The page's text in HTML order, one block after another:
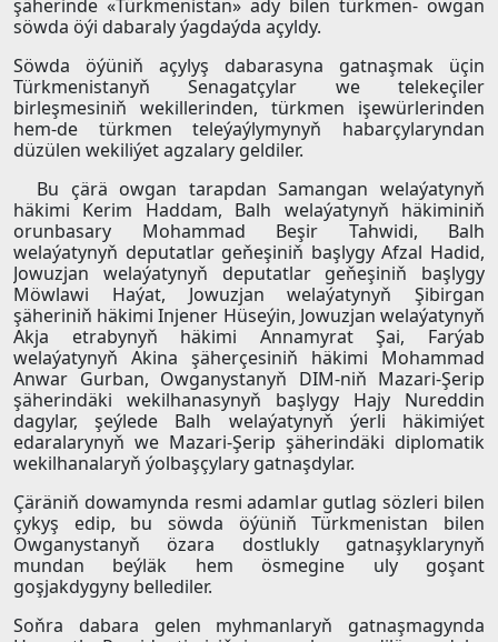
şäherinde «Türkmenistan» ady bilen türkmen- owgan
söwda öýi dabaraly ýagdaýda açyldy.
Söwda öýüniň açylyş dabarasyna gatnaşmak üçin
Türkmenistanyň Senagatçylar we telekeçiler
birleşmesiniň wekillerinden, türkmen işewürlerinden
hem-de türkmen teleýaýlymynyň habarçylaryndan
düzülen wekiliýet agzalary geldiler.
Bu çärä owgan tarapdan Samangan welaýatynyň
häkimi Kerim Haddam, Balh welaýatynyň häkiminiň
orunbasary Mohammad Beşir Tahwidi, Balh
welaýatynyň deputatlar geňeşiniň başlygy Afzal Hadid,
Jowuzjan welaýatynyň deputatlar geňeşiniň başlygy
Möwlawi Haýat, Jowuzjan welaýatynyň Şibirgan
şäheriniň häkimi Injener Hüseýin, Jowuzjan welaýatynyň
Akja etrabynyň häkimi Annamyrat Şai, Farýab
welaýatynyň Akina şäherçesiniň häkimi Mohammad
Anwar Gurban, Owganystanyň DIM-niň Mazari-Şerip
şäherindäki wekilhanasynyň başlygy Hajy Nureddin
dagylar, şeýlede Balh welaýatynyň ýerli häkimiýet
edaralarynyň we Mazari-Şerip şäherindäki diplomatik
wekilhanalaryň ýolbaşçylary gatnaşdylar.
Çäräniň dowamynda resmi adamlar gutlag sözleri bilen
çykyş edip, bu söwda öýüniň Türkmenistan bilen
Owganystanyň özara dostlukly gatnaşyklarynyň
mundan beýläk hem ösmegine uly goşant
goşjakdygyny bellediler.
Soňra dabara gelen myhmanlaryň gatnaşmagynda